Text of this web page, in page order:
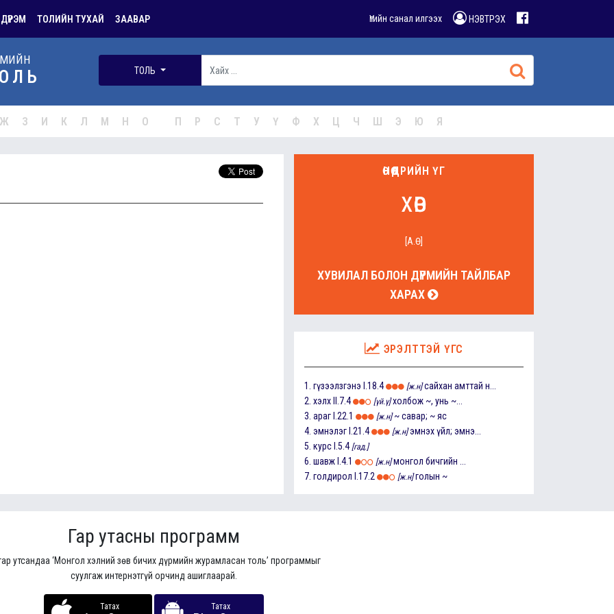
ТОЛИЙН ТУХАЙ ЗААВАР Үгийн санал илгээх НЭВТРЭХ
ТОЛЬ
З И К Л М Н О П Р С Т У Ү Ф Х Ц Ч Ш Э Ю Я
ӨНӨӨДРИЙН ҮГ
хөв
[А.Ө]
ХУВИЛАЛ БОЛОН ДҮРМИЙН ТАЙЛБАР
ХАРАХ
ЭРЭЛТТЭЙ ҮГС
1. гүзээлзгэнэ I.18.4 [ж.н] сайхан амттай н...
2. хэлх II.7.4 [үй.ү] холбож ~, унь ~...
3. араг I.22.1 [ж.н] ~ савар; ~ яс
4. эмнэлэг I.21.4 [ж.н] эмнэх үйл; эмнэ...
5. курс I.5.4 [гад.]
6. шавж I.4.1 [ж.н] монгол бичгийн ...
7. голдирол I.17.2 [ж.н] голын ~
Гар утасны программ
утсандаа ‘Монгол хэлний зөв бичих дүрмийн журамласан толь’ программыг
суулгаж интернэтгүй орчинд ашиглаарай.
Татах Татах